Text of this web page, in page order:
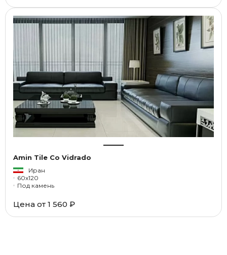
Amin Tile Co Vidrado
Иран
60x120
Под камень
Цена от 1 560 ₽